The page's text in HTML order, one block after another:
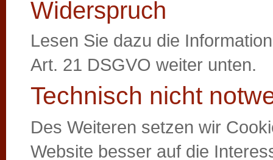
Widerspruch
Lesen Sie dazu die
Art. 21 DSGVO weiter unten.
Technisch nicht
Des Weiteren setzen wir
Website besser auf die